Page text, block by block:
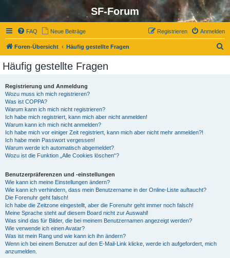
SF-Forum
FAQ Neue Beiträge Anmelden
Registrieren
Foren-Übersicht Häufig gestellte Fragen
Häufig gestellte Fragen
Registrierung und Anmeldung
Wozu muss ich mich registrieren?
Was ist COPPA?
Warum kann ich mich nicht registrieren?
Ich habe mich registriert, kann mich aber nicht anmelden!
Warum kann ich mich nicht anmelden?
Ich habe mich vor einiger Zeit registriert, kann mich aber nicht mehr anmelden?!
Ich habe mein Passwort vergessen!
Warum werde ich automatisch abgemeldet?
Wozu ist die Funktion „Alle Cookies löschen“?
Benutzerpräferenzen und -einstellungen
Wie kann ich meine Einstellungen ändern?
Wie kann ich verhindern, dass mein Benutzername in der Online-Liste auftaucht?
Die Forenuhr geht falsch!
Ich habe die Zeitzone eingestellt, aber die Forenuhr geht immer noch falsch!
Meine Sprache steht auf diesem Board nicht zur Auswahl!
Was sind das für Bilder, die bei meinem Benutzernamen angezeigt werden?
Wie verwende ich einen Avatar?
Was ist mein Rang und wie kann ich ihn ändern?
Wenn ich bei einem Benutzer auf den E-Mail-Link klicke, werde ich aufgefordert, mich
anzumelden.